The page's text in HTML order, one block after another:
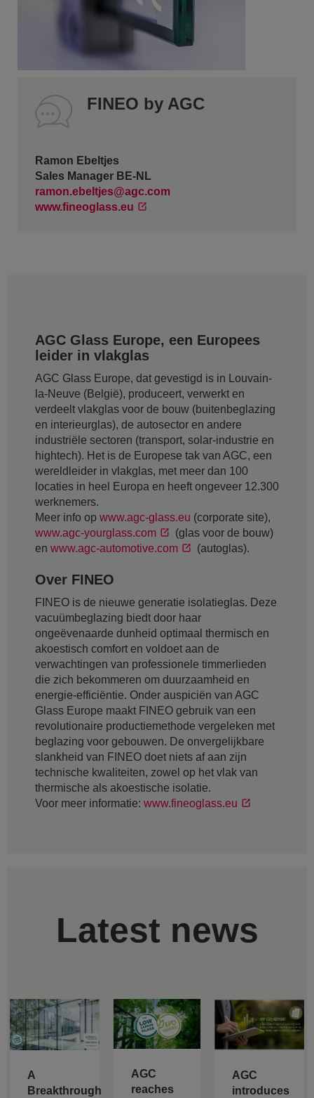
FINEO by AGC
Ramon Ebeltjes
Sales Manager BE-NL
ramon.ebeltjes@agc.com
www.fineoglass.eu
AGC Glass Europe, een Europees
leider in vlakglas
AGC Glass Europe, dat gevestigd is in Louvain-
la-Neuve (België), produceert, verwerkt en
verdeelt vlakglas voor de bouw (buitenbeglazing
en interieurglas), de autosector en andere
industriële sectoren (transport, solar-industrie en
hightech). Het is de Europese tak van AGC, een
wereldleider in vlakglas, met meer dan 100
locaties in heel Europa en heeft ongeveer 12.300
werknemers.
Meer info op www.agc-glass.eu (corporate site),
www.agc-yourglass.com
(glas voor de bouw)
en www.agc-automotive.com (autoglas).
Over FINEO
FINEO is de nieuwe generatie isolatieglas. Deze
vacuümbeglazing biedt door haar
ongeëvenaarde dunheid optimaal thermisch en
akoestisch comfort en voldoet aan de
verwachtingen van professionele timmerlieden
die zich bekommeren om duurzaamheid en
energie-efficiëntie. Onder auspiciën van AGC
Glass Europe maakt FINEO gebruik van een
revolutionaire productiemethode vergeleken met
beglazing voor gebouwen. De onvergelijkbare
slankheid van FINEO doet niets af aan zijn
technische kwaliteiten, zowel op het vlak van
thermische als akoestische isolatie.
Voor meer informatie: www.fineoglass.eu
Latest news
A
Breakthrough
AGC
reaches
AGC
introduces